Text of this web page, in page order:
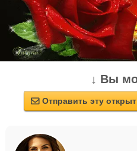
↓ Вы
 Отправить эту